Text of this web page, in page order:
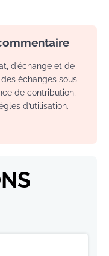
d’échange et de
échanges sous
de contribution,
d’utilisation.